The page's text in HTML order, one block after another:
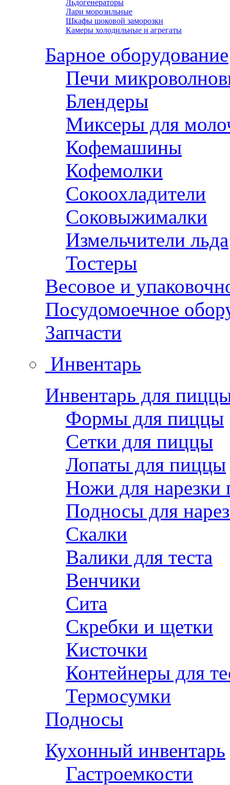
Льдогенераторы
Лари морозильные
Шкафы шоковой заморозки
Камеры холодильные и агрегаты
Барное оборудование
Печи
Блендеры
Миксеры для
Кофемашины
Кофемолки
Сокоохладители
Соковыжималки
Измельчители льда
Тостеры
Весовое и
Посудомоечное
Запчасти
Инвентарь
Инвентарь для
Формы для пиццы
Сетки для пиццы
Лопаты для пиццы
Ножи для нарезки
Подносы для
Скалки
Валики для теста
Венчики
Сита
Скребки и щетки
Кисточки
Контейнеры для
Термосумки
Подносы
Кухонный инвентарь
Гастроемкости